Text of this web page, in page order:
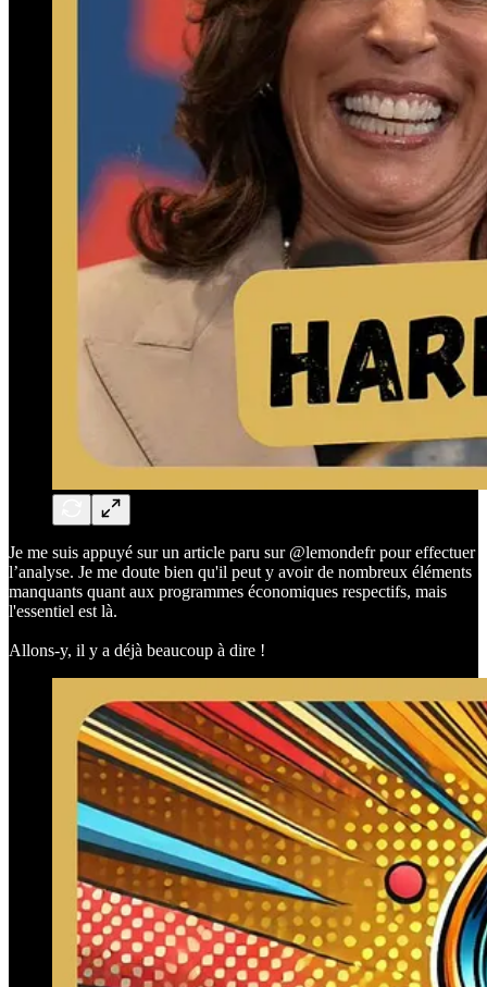
Je me suis appuyé sur un article paru sur @lemondefr pour effectuer
l’analyse. Je me doute bien qu'il peut y avoir de nombreux éléments
manquants quant aux programmes économiques respectifs, mais
l'essentiel est là.
Allons-y, il y a déjà beaucoup à dire !